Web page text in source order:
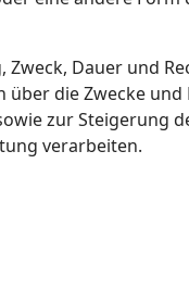
Dauer und
die Zwecke
zur Steigerung
verarbeiten.